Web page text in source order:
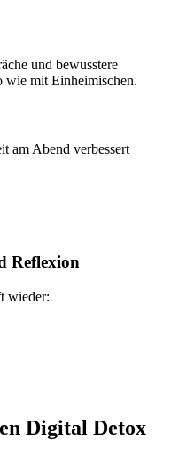
und bewusstere
wie mit Einheimischen.
am Abend verbessert
Reflexion
wieder:
Digital Detox